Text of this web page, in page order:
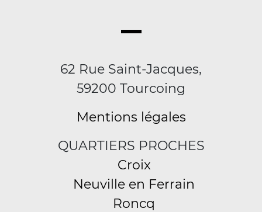
62 Rue Saint-Jacques,
59200 Tourcoing
Mentions légales
QUARTIERS PROCHES
Croix
Neuville en Ferrain
Roncq